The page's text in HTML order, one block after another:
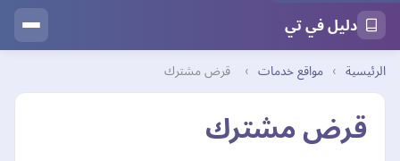
دليل في تي
الرئيسية › مواقع خدمات › قرض مشترك
قرض مشترك